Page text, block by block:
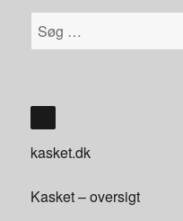
Søg
efter:
kasket.dk
Kasket – oversigt